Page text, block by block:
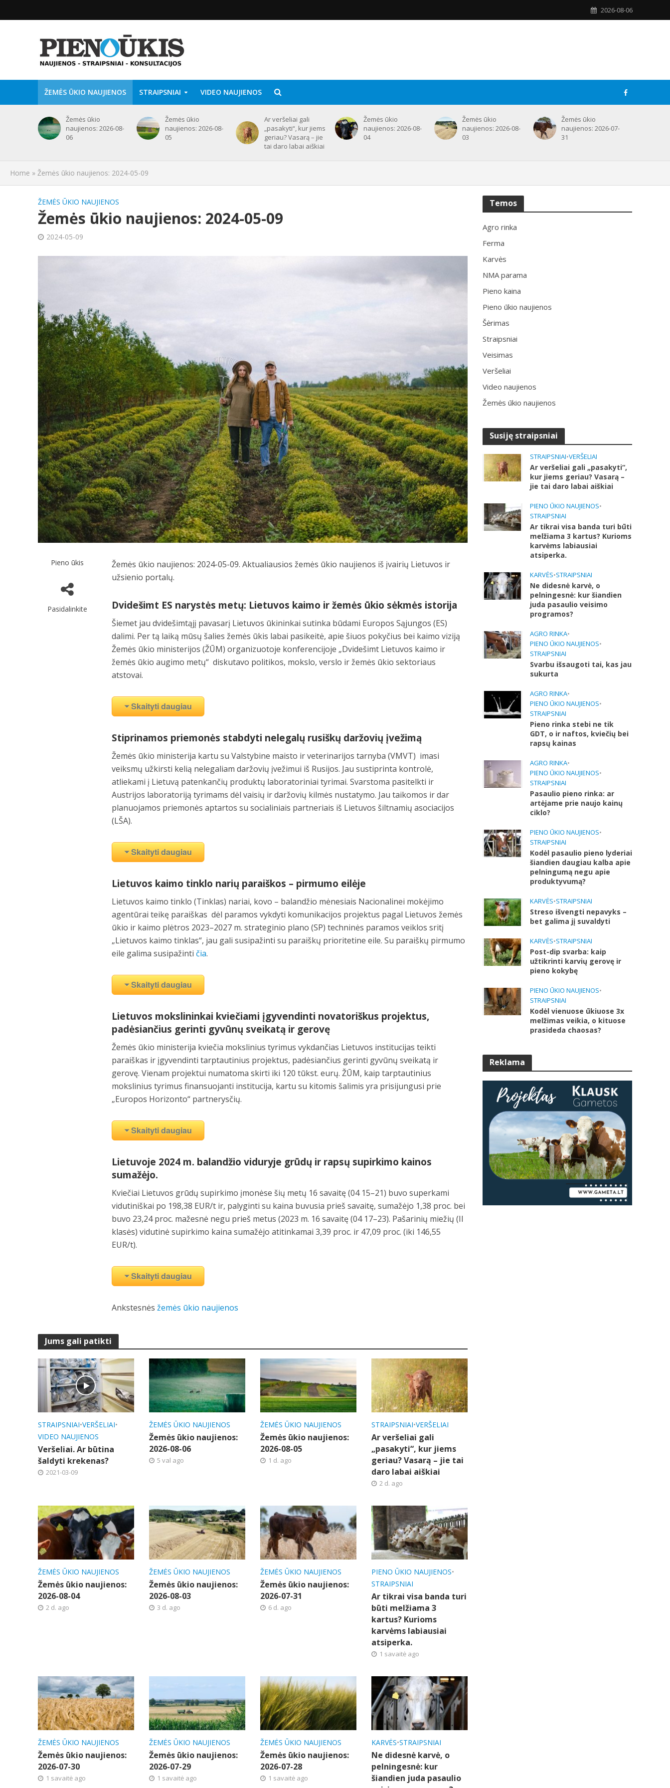
2026-08-06
ŽEMĖS ŪKIO NAUJIENOS STRAIPSNIAI VIDEO NAUJIENOS
Žemės ūkio
naujienos: 2026-08-
06
Žemės ūkio
naujienos: 2026-08-
05
Ar veršeliai gali
„pasakyti“, kur jiems
geriau? Vasarą – jie
tai daro labai aiškiai
Žemės ūkio
naujienos: 2026-08-
04
Žemės ūkio
naujienos: 2026-08-
03
Žemės ūkio
naujienos: 2026-07-
31
Home » Žemės ūkio naujienos: 2024-05-09
ŽEMĖS ŪKIO NAUJIENOS
Žemės ūkio naujienos: 2024-05-09
2024-05-09
Pieno ūkis
Pasidalinkite
Žemės ūkio naujienos: 2024-05-09. Aktualiausios žemės ūkio naujienos iš įvairių Lietuvos ir
užsienio portalų.
Dvidešimt ES narystės metų: Lietuvos kaimo ir žemės ūkio sėkmės istorija
Šiemet jau dvidešimtąjį pavasarį Lietuvos ūkininkai sutinka būdami Europos Sąjungos (ES)
dalimi. Per tą laiką mūsų šalies žemės ūkis labai pasikeitė, apie šiuos pokyčius bei kaimo viziją
Žemės ūkio ministerijos (ŽŪM) organizuotoje konferencijoje „Dvidešimt Lietuvos kaimo ir
žemės ūkio augimo metų“ diskutavo politikos, mokslo, verslo ir žemės ūkio sektoriaus
atstovai.
Skaityti daugiau
Stiprinamos priemonės stabdyti nelegalų rusiškų daržovių įvežimą
Žemės ūkio ministerija kartu su Valstybine maisto ir veterinarijos tarnyba (VMVT) imasi
veiksmų užkirsti kelią nelegaliam daržovių įvežimui iš Rusijos. Jau sustiprinta kontrolė,
atliekami į Lietuvą patenkančių produktų laboratoriniai tyrimai. Svarstoma pasitelkti ir
Austrijos laboratoriją tyrimams dėl vaisių ir daržovių kilmės nustatymo. Jau taikomos ir dar
planuojamos priemonės aptartos su socialiniais partneriais iš Lietuvos šiltnamių asociacijos
(LŠA).
Skaityti daugiau
Lietuvos kaimo tinklo narių paraiškos – pirmumo eilėje
Lietuvos kaimo tinklo (Tinklas) nariai, kovo – balandžio mėnesiais Nacionalinei mokėjimo
agentūrai teikę paraiškas dėl paramos vykdyti komunikacijos projektus pagal Lietuvos žemės
ūkio ir kaimo plėtros 2023–2027 m. strateginio plano (SP) techninės paramos veiklos sritį
„Lietuvos kaimo tinklas“, jau gali susipažinti su paraiškų prioritetine eile. Su paraiškų pirmumo
eile galima susipažinti čia.
Skaityti daugiau
Lietuvos mokslininkai kviečiami įgyvendinti novatoriškus projektus,
padėsiančius gerinti gyvūnų sveikatą ir gerovę
Žemės ūkio ministerija kviečia mokslinius tyrimus vykdančias Lietuvos institucijas teikti
paraiškas ir įgyvendinti tarptautinius projektus, padėsiančius gerinti gyvūnų sveikatą ir
gerovę. Vienam projektui numatoma skirti iki 120 tūkst. eurų. ŽŪM, kaip tarptautinius
mokslinius tyrimus finansuojanti institucija, kartu su kitomis šalimis yra prisijungusi prie
„Europos Horizonto“ partnerysčių.
Skaityti daugiau
Lietuvoje 2024 m. balandžio viduryje grūdų ir rapsų supirkimo kainos
sumažėjo.
Kviečiai Lietuvos grūdų supirkimo įmonėse šių metų 16 savaitę (04 15–21) buvo superkami
vidutiniškai po 198,38 EUR/t ir, palyginti su kaina buvusia prieš savaitę, sumažėjo 1,38 proc. bei
buvo 23,24 proc. mažesnė negu prieš metus (2023 m. 16 savaitę (04 17–23). Pašarinių miežių (II
klasės) vidutinė supirkimo kaina sumažėjo atitinkamai 3,39 proc. ir 47,09 proc. (iki 146,55
EUR/t).
Skaityti daugiau
Ankstesnėsžemės ūkio naujienos
Jums gali patikti
STRAIPSNIAI•VERŠELIAI•
VIDEO NAUJIENOS
Veršeliai. Ar būtina
šaldyti krekenas?
2021-03-09
ŽEMĖS ŪKIO NAUJIENOS
Žemės ūkio naujienos:
2026-08-06
5 val ago
ŽEMĖS ŪKIO NAUJIENOS
Žemės ūkio naujienos:
2026-08-05
1 d. ago
STRAIPSNIAI•VERŠELIAI
Ar veršeliai gali
„pasakyti“, kur jiems
geriau? Vasarą – jie tai
daro labai aiškiai
2 d. ago
ŽEMĖS ŪKIO NAUJIENOS
Žemės ūkio naujienos:
2026-08-04
2 d. ago
ŽEMĖS ŪKIO NAUJIENOS
Žemės ūkio naujienos:
2026-08-03
3 d. ago
ŽEMĖS ŪKIO NAUJIENOS
Žemės ūkio naujienos:
2026-07-31
6 d. ago
PIENO ŪKIO NAUJIENOS•
STRAIPSNIAI
Ar tikrai visa banda turi
būti melžiama 3
kartus? Kurioms
karvėms labiausiai
atsiperka.
1 savaitė ago
ŽEMĖS ŪKIO NAUJIENOS
Žemės ūkio naujienos:
2026-07-30
1 savaitė ago
ŽEMĖS ŪKIO NAUJIENOS
Žemės ūkio naujienos:
2026-07-29
1 savaitė ago
ŽEMĖS ŪKIO NAUJIENOS
Žemės ūkio naujienos:
2026-07-28
1 savaitė ago
KARVĖS•STRAIPSNIAI
Ne didesnė karvė, o
pelningesnė: kur
šiandien juda pasaulio
Temos
Agro rinka
Ferma
Karvės
NMA parama
Pieno kaina
Pieno ūkio naujienos
Šėrimas
Straipsniai
Veisimas
Veršeliai
Video naujienos
Žemės ūkio naujienos
Susiję straipsniai
STRAIPSNIAI•VERŠELIAI
Ar veršeliai gali „pasakyti“,
kur jiems geriau? Vasarą –
jie tai daro labai aiškiai
PIENO ŪKIO NAUJIENOS•
STRAIPSNIAI
Ar tikrai visa banda turi būti
melžiama 3 kartus? Kurioms
karvėms labiausiai
atsiperka.
KARVĖS•STRAIPSNIAI
Ne didesnė karvė, o
pelningesnė: kur šiandien
juda pasaulio veisimo
programos?
AGRO RINKA•
PIENO ŪKIO NAUJIENOS•
STRAIPSNIAI
Svarbu išsaugoti tai, kas jau
sukurta
AGRO RINKA•
PIENO ŪKIO NAUJIENOS•
STRAIPSNIAI
Pieno rinka stebi ne tik
GDT, o ir naftos, kviečių bei
rapsų kainas
AGRO RINKA•
PIENO ŪKIO NAUJIENOS•
STRAIPSNIAI
Pasaulio pieno rinka: ar
artėjame prie naujo kainų
ciklo?
PIENO ŪKIO NAUJIENOS•
STRAIPSNIAI
Kodėl pasaulio pieno lyderiai
šiandien daugiau kalba apie
pelningumą negu apie
produktyvumą?
KARVĖS•STRAIPSNIAI
Streso išvengti nepavyks –
bet galima jį suvaldyti
KARVĖS•STRAIPSNIAI
Post-dip svarba: kaip
užtikrinti karvių gerovę ir
pieno kokybę
PIENO ŪKIO NAUJIENOS•
STRAIPSNIAI
Kodėl vienuose ūkiuose 3x
melžimas veikia, o kituose
prasideda chaosas?
Reklama